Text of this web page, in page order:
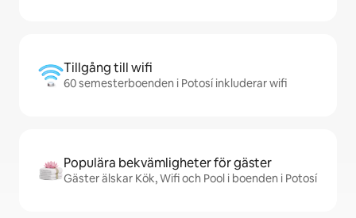
Tillgång till wifi
60 semesterboenden i Potosí inkluderar wifi
Populära bekvämligheter för gäster
Gäster älskar Kök, Wifi och Pool i boenden i Potosí